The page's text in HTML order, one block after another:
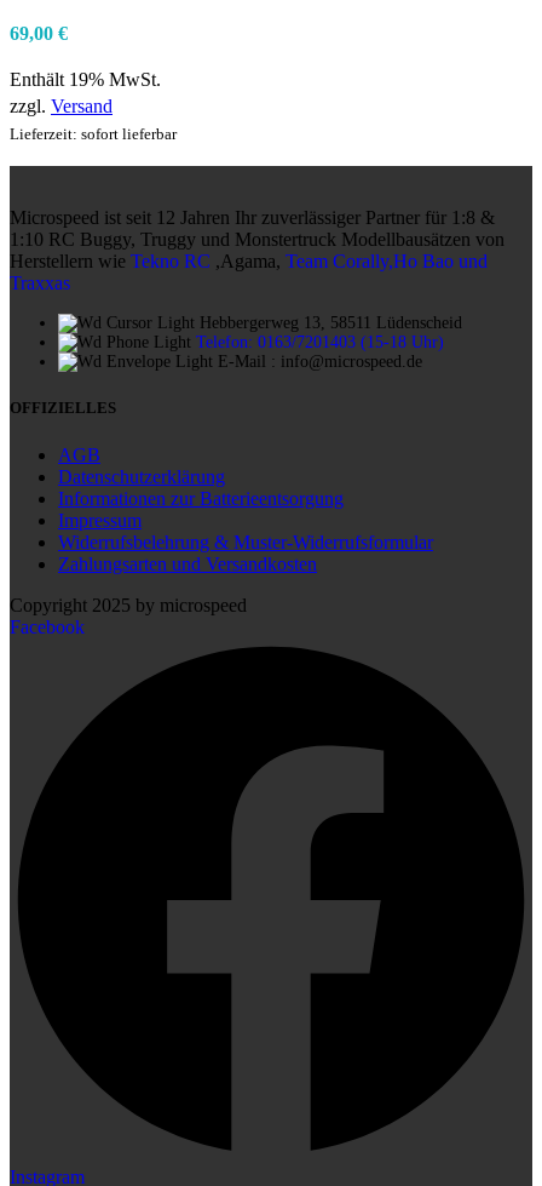
69,00 €
Enthält 19% MwSt.
zzgl. Versand
Lieferzeit: sofort lieferbar
Microspeed ist seit 12 Jahren Ihr zuverlässiger Partner für 1:8 &
1:10 RC Buggy, Truggy und Monstertruck Modellbausätzen von
Herstellern wie Tekno RC ,Agama, Team Corally,Ho Bao und
Traxxas
Hebbergerweg 13, 58511 Lüdenscheid
Telefon: 0163/7201403 (15-18 Uhr)
E-Mail : info@microspeed.de
OFFIZIELLES
AGB
Datenschutzerklärung
Informationen zur Batterieentsorgung
Impressum
Widerrufsbelehrung & Muster-Widerrufsformular
Zahlungsarten und Versandkosten
Copyright 2025 by microspeed
Facebook
Instagram